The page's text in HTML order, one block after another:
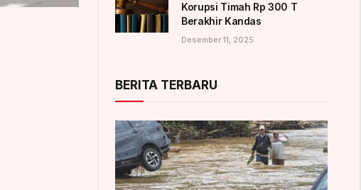
Korupsi Timah Rp 300 T
Berakhir Kandas
Desember 11, 2025
BERITA TERBARU